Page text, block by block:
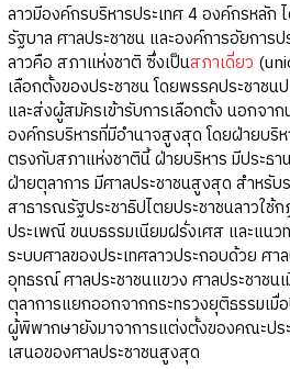
ลาวมีองค์กรบริหารประเทศ 4 องค์กรหลั
รัฐบาล ศาลประชาชน และองค์การอัยกา
ลาวคือ สภาแห่งชาติ ซึ่งเป็นสภาเดี่ยว
เลือกตั้งของประชาชน โดยพรรคประชาชน
และส่งผู้สมัครเข้ารับการเลือกตั้ง นอกจา
องค์กรบริหารที่มีอำนาจสูงสุด โดยฝ่ายบริ
ตรงกับสภาแห่งชาตินี้ ฝ่ายบริหาร มีประธา
ฝ่ายตุลาการ มีศาลประชาชนสูงสุด สำหรั
สาธารณรัฐประชาธิปไตยประชาชนลาวใช้
ประเพณี ขนบธรรมเนียมฝรั่งเศส และแน
ระบบศาลของประเทศลาวประกอบด้วย ศา
อุทธรณ์ ศาลประชาชนแขวง ศาลประชาชน
ตุลาการแยกออกจากกระทรวงยุติธรรมเมื่
ผู้พิพากษายังมาจาการแต่งตั้งของคณะปร
เสนอของศาลประชาชนสูงสุด